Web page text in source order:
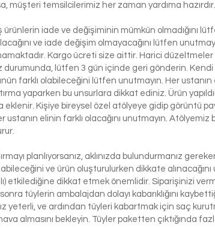
müşteri temsilcilerimiz her zaman yardıma hazırdır.
ürünlerin iade ve değişiminin mümkün olmadığını
ve iade değişim olmayacağını lütfen
Kargo ücreti size aittir. Harici
durumunda, lütfen 3 gün içinde geri gönderin.
farklı olabileceğini lütfen unutmayın. Her
yaparken bu unsurlara dikkat ediniz. Ürün
Kişiye bireysel özel atölyeye gidip görüntü
ustanın elinin farklı olacağını unutmayın.
planlıyorsanız, aklınızda bulundurmanız
ve ürün oluşturulurken dikkate
etkilediğine dikkat etmek önemlidir. Siparişinizi
tüylerin ambalajdan dolayı kabarıklığını
yeterli, ve ardından tüyleri kabartmak için saç
almasını bekleyin. Tüyler paketten çıktığında